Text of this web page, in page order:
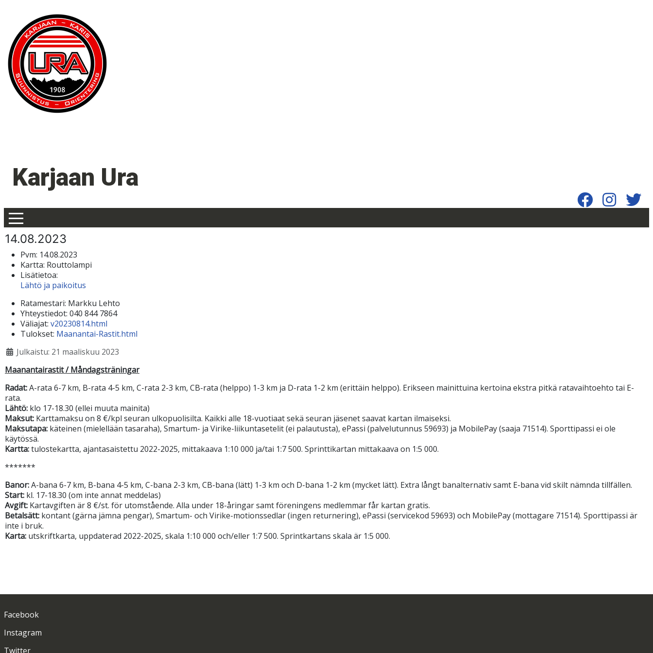
Karjaan Ura
14.08.2023
Pvm: 14.08.2023
Kartta: Routtolampi
Lisätietoa:
Lähtö ja paikoitus
Ratamestari: Markku Lehto
Yhteystiedot: 040 844 7864
Väliajat: v20230814.html
Tulokset: Maanantai-Rastit.html
Julkaistu: 21 maaliskuu 2023
Maanantairastit / Måndagsträningar
Radat:A-rata 6-7 km, B-rata 4-5 km, C-rata 2-3 km, CB-rata (helppo) 1-3 km ja D-rata 1-2 km (erittäin helppo). Erikseen mainittuina kertoina ekstra pitkä ratavaihtoehto tai E-
rata.
Lähtö: klo 17-18.30 (ellei muuta mainita)
Maksut: Karttamaksu on 8 €/kpl seuran ulkopuolisilta. Kaikki alle 18-vuotiaat sekä seuran jäsenet saavat kartan ilmaiseksi.
Maksutapa: käteinen (mielellään tasaraha), Smartum- ja Virike-liikuntasetelit (ei palautusta), ePassi (palvelutunnus 59693) ja MobilePay (saaja 71514). Sporttipassi ei ole
käytössä.
Kartta:tulostekartta, ajantasaistettu 2022-2025, mittakaava 1:10 000 ja/tai 1:7 500. Sprinttikartan mittakaava on 1:5 000.
*******
Banor:A-bana 6-7 km, B-bana 4-5 km, C-bana 2-3 km, CB-bana (lätt) 1-3 km och D-bana 1-2 km (mycket lätt). Extra långt banalternativ samt E-bana vid skilt nämnda tillfällen.
Start: kl. 17-18.30 (om inte annat meddelas)
Avgift: Kartavgiften är 8 €/st. för utomstående. Alla under 18-åringar samt föreningens medlemmar får kartan gratis.
Betalsätt: kontant (gärna jämna pengar), Smartum- och Virike-motionssedlar (ingen returnering), ePassi (servicekod 59693) och MobilePay (mottagare 71514). Sporttipassi är
inte i bruk.
Karta: utskriftkarta, uppdaterad 2022-2025, skala 1:10 000 och/eller 1:7 500. Sprintkartans skala är 1:5 000.
Facebook
Instagram
Twitter